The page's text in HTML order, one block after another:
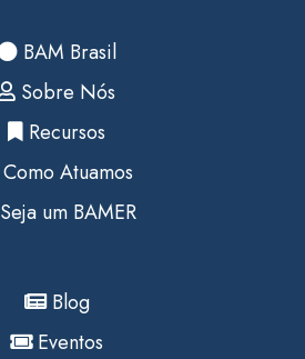
BAM Brasil
Sobre Nós
Recursos
Como Atuamos
Seja um BAMER
Blog
Eventos